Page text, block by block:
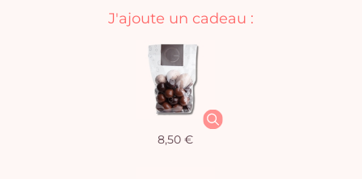
J'ajoute un cadeau :
8,50 €